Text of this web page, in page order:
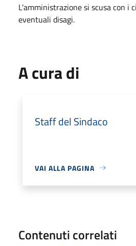
L'amministrazione si scusa con i
eventuali disagi.
A cura di
Staff del Sindaco
VAI ALLA PAGINA
Contenuti correlati